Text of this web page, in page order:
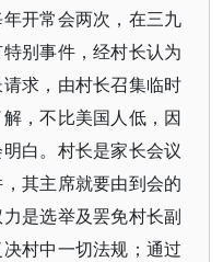
开常会两次，在三九
别事件，经村长认为
求，由村长召集临时
，不比美国人低，因
白。村长是家长会议
其主席就要由到会的
是选举及罢免村长副
村中一切法规；通过